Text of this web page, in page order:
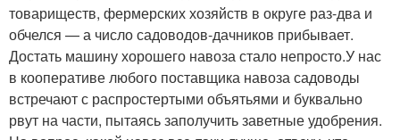
товариществ, фермерских хозяйств в округе раз-два и
обчелся — а число садоводов-дачников прибывает.
Достать машину хорошего навоза стало непросто.У нас
в кооперативе любого поставщика навоза садоводы
встречают с распростертыми объятьями и буквально
рвут на части, пытаясь заполучить заветные удобрения.